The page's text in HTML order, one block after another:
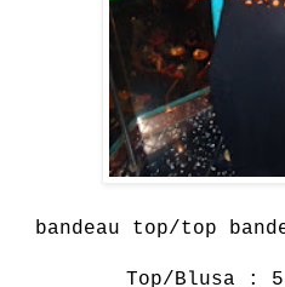
bandeau top/top
Top/Blusa :